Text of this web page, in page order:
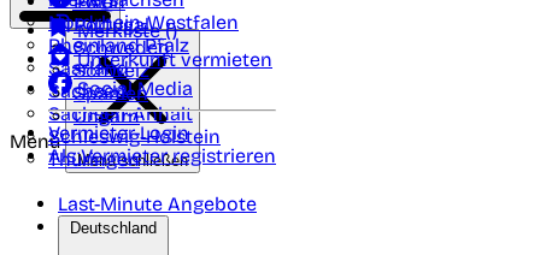
Nordrhein-Westfalen
Rheinland Pfalz
Saarland
Sachsen
Sachsen-Anhalt
Schleswig-Holstein
Thüringen
Portugal
Schweden
Schweiz
Spanien
Ungarn
Merkliste ()
Unterkunft vermieten
Social Media
Vermieter-Login
Als Vermieter registrieren
Menü
Menü schließen
Last-Minute Angebote
Deutschland